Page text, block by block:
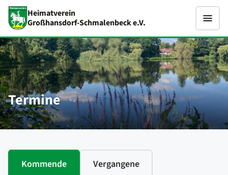
Heimatverein
Großhansdorf-Schmalenbeck e.V.
Termine
Kommende Vergangene